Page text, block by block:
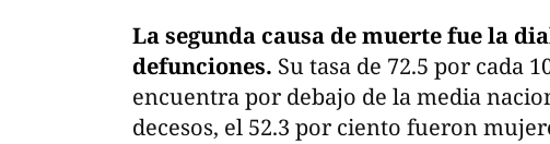
La segunda causa de muerte fue la
defunciones. Su tasa de 72.5 por cada
encuentra por debajo de la media
decesos, el 52.3 por ciento fueron